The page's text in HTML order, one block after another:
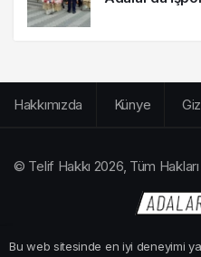
Bu web sitesinde en iyi deneyimi
Hakkımızda Künye
© Telif Hakkı 2026, Tüm Hakları